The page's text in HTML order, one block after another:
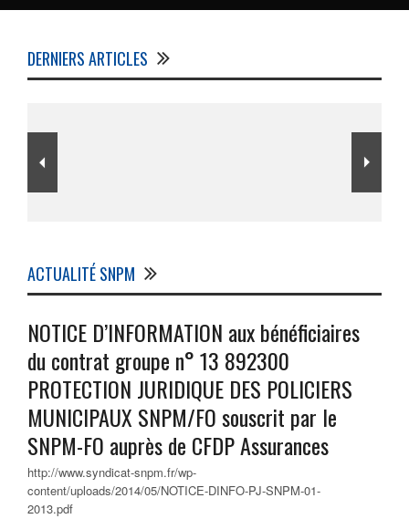
DERNIERS ARTICLES
ACTUALITÉ SNPM
NOTICE D’INFORMATION aux bénéficiaires
du contrat groupe n° 13 892300
PROTECTION JURIDIQUE DES POLICIERS
MUNICIPAUX SNPM/FO souscrit par le
SNPM-FO auprès de CFDP Assurances
http://www.syndicat-snpm.fr/wp-
content/uploads/2014/05/NOTICE-DINFO-PJ-SNPM-01-
2013.pdf